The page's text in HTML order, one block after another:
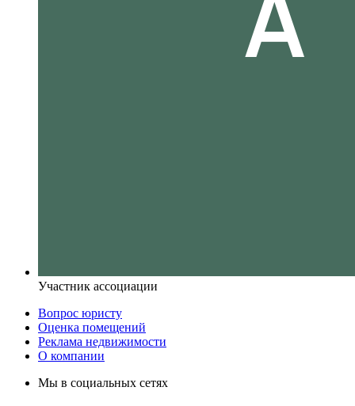
Участник ассоциации
Вопрос юристу
Оценка помещений
Реклама недвижимости
О компании
Мы в социальных сетях